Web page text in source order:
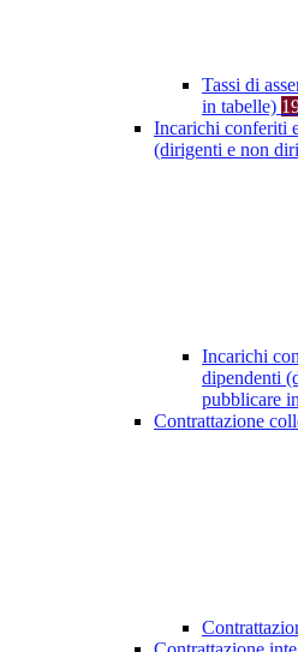
Tassi di
in tabelle)
Incarichi conferiti
(dirigenti e non
Incarichi
dipendenti
pubblicare
Contrattazione